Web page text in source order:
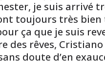
je suis arrivé
toujours très
ça que je suis
des rêves, Cristiano
doute d’en